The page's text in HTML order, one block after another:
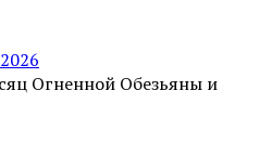
Огненной Обезьяны и